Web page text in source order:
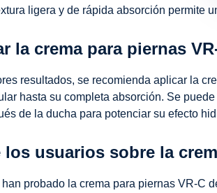
ligera y de rápida absorción permite
la crema para piernas
resultados, se recomienda aplicar la
hasta su completa absorción. Se
de la ducha para potenciar su efecto
usuarios sobre la
probado la crema para piernas VR-C